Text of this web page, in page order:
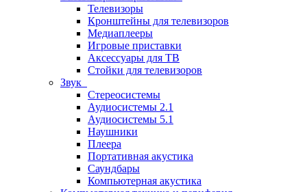
Телевизоры
Кронштейны для телевизоров
Медиаплееры
Игровые приставки
Аксессуары для ТВ
Стойки для телевизоров
Звук
Стереосистемы
Аудиосистемы 2.1
Аудиосистемы 5.1
Наушники
Плеера
Портативная акустика
Саундбары
Компьютерная акустика